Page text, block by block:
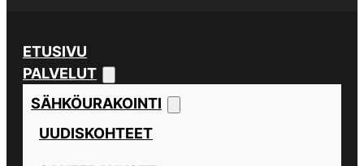
ETUSIVU
PALVELUT
SÄHKÖURAKOINTI
UUDISKOHTEET